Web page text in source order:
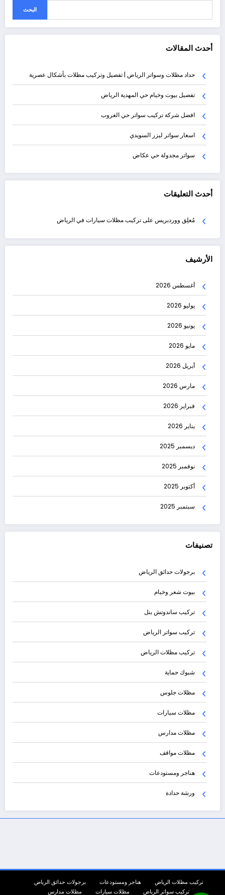
البحث
أحدث المقالات
حداد مظلات وسواتر الرياض | تفصيل وتركيب مظلات بأشكال عصرية
تفصيل بيوت وخيام حي المهدية الرياض
افضل شركة تركيب سواتر حي الغروب
اسعار سواتر ليزر السويدي
سواتر مجدولة حي عكاض
أحدث التعليقات
مُعلِق ووردبريس علىتركيب مظلات سيارات في الرياض
الأرشيف
أغسطس 2026
يوليو 2026
يونيو 2026
مايو 2026
أبريل 2026
مارس 2026
فبراير 2026
يناير 2026
ديسمبر 2025
نوفمبر 2025
أكتوبر 2025
سبتمبر 2025
تصنيفات
برجولات حدائق الرياض
بيوت شعر وخيام
تركيب ساندوتش بنل
تركيب سواتر الرياض
تركيب مظلات الرياض
شبوك حماية
مظلات جلوس
مظلات سيارات
مظلات مدارس
مظلات مواقف
هناجر ومستودعات
ورشة حدادة
تركيب مظلات الرياض هناجر ومستودعات
برجولات حدائق الرياض
تركيب سواتر الرياض
مظلات سيارات مظلات مدارس